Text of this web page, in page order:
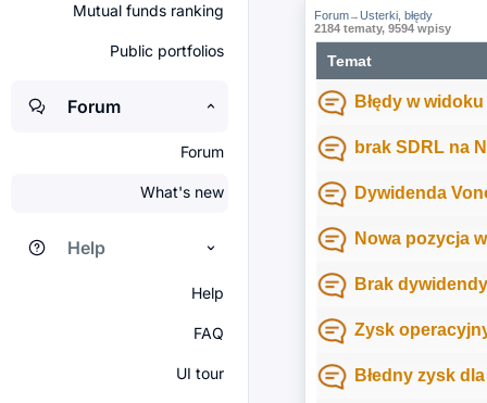
Mutual funds ranking
Public portfolios
Forum
Forum
What's new
Help
Help
FAQ
UI tour
Forum→Usterki, błędy
2184 tematy, 9594 wpisy
Temat
Błędy w
brak SDRL na
Dywidenda
Nowa pozycja
Brak dywidendy
Zysk
Błedny zysk